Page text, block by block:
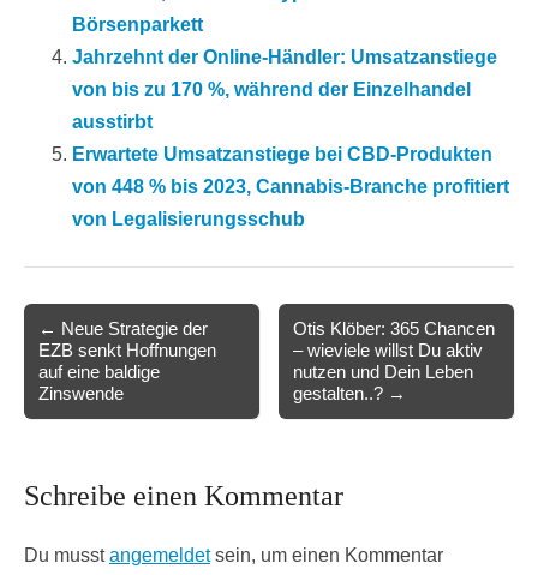
Börsenparkett
Jahrzehnt der Online-Händler: Umsatzanstiege
von bis zu 170 %, während der Einzelhandel
ausstirbt
Erwartete Umsatzanstiege bei CBD-Produkten
von 448 % bis 2023, Cannabis-Branche profitiert
von Legalisierungsschub
navigation
← Neue Strategie der
EZB senkt Hoffnungen
auf eine baldige
Zinswende
Otis Klöber: 365 Chancen
– wieviele willst Du aktiv
nutzen und Dein Leben
gestalten..? →
Schreibe einen Kommentar
Du musstangemeldetsein, um einen Kommentar